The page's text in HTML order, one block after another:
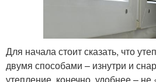
Для начала стоит сказать, что
двумя способами – изнутри и
утепление, конечно, удобнее –